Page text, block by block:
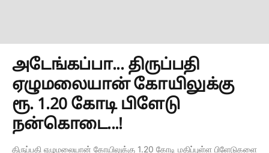
அடேங்கப்பா... திருப்பதி
ஏழுமலையான் கோயிலுக்கு
ரூ. 1.20 கோடி பிளேடு
நன்கொடை...!
திருப்பதி ஏழுமலையான் கோயிலுக்கு 1.20 கோடி மதிப்புள்ள பிளேடுகளை